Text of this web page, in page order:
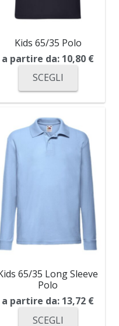
Kids 65/35 Polo
a partire da: 10,80 €
SCEGLI
65/35 Long Sleeve
Polo
a partire da: 13,72 €
SCEGLI